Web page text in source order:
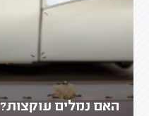
האם נמלים עוקצות?